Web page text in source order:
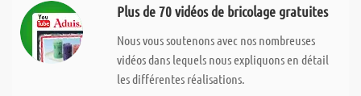
Plus de 70 vidéos de bricolage gratuites
Nous vous soutenons avec nos nombreuses
vidéos dans lequels nous expliquons en détail
les différentes réalisations.